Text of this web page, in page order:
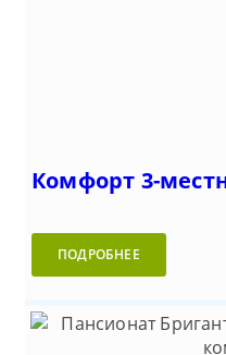
Комфорт 3-
ПОДРОБНЕЕ